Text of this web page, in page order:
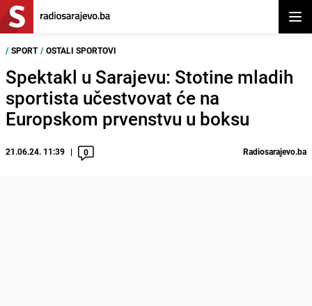
/ SPORT / OSTALI SPORTOVI
Spektakl u Sarajevu: Stotine mladih
sportista učestvovat će na
Europskom prvenstvu u boksu
21.06.24. 11:39 0 Radiosarajevo.ba